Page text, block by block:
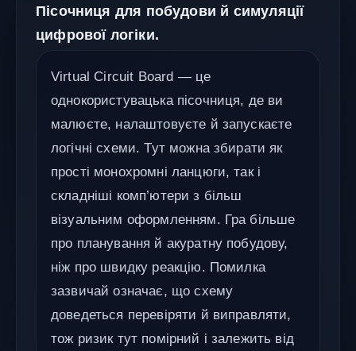
Пісочниця для побудови й симуляції
цифрової логіки.
Virtual Circuit Board — це
однокористувацька пісочниця, де ви
малюєте, налаштовуєте й запускаєте
логічні схеми. Тут можна збирати як
прості монохромні ланцюги, так і
складніші комп’ютери з більш
візуальним оформленням. Гра більше
про планування й акуратну побудову,
ніж про швидку реакцію. Помилка
зазвичай означає, що схему
доведеться перевіряти й виправляти,
тож ризик тут помірний і залежить від